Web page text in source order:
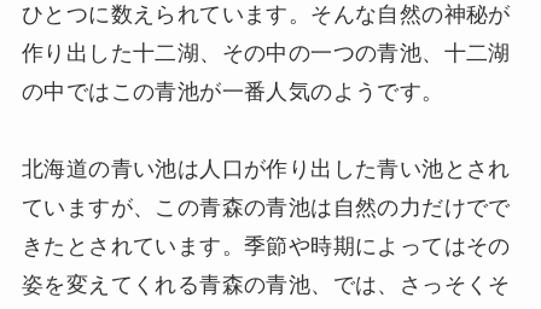
ひとつに数えられています。そんな自然の神秘が
作り出した十二湖、その中の一つの青池、十二湖
の中ではこの青池が一番人気のようです。
北海道の青い池は人口が作り出した青い池とされ
ていますが、この青森の青池は自然の力だけでで
きたとされています。季節や時期によってはその
姿を変えてくれる青森の青池、では、さっそくそ